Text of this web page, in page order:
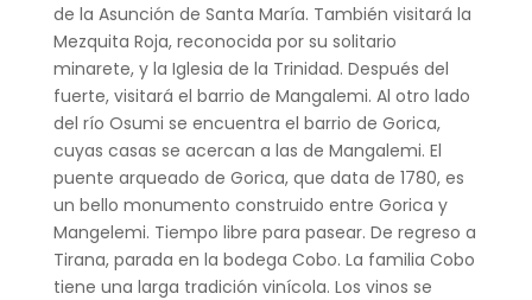
de la Asunción de Santa María. También visitará la
Mezquita Roja, reconocida por su solitario
minarete, y la Iglesia de la Trinidad. Después del
fuerte, visitará el barrio de Mangalemi. Al otro lado
del río Osumi se encuentra el barrio de Gorica,
cuyas casas se acercan a las de Mangalemi. El
puente arqueado de Gorica, que data de 1780, es
un bello monumento construido entre Gorica y
Mangelemi. Tiempo libre para pasear. De regreso a
Tirana, parada en la bodega Cobo. La familia Cobo
tiene una larga tradición vinícola. Los vinos se